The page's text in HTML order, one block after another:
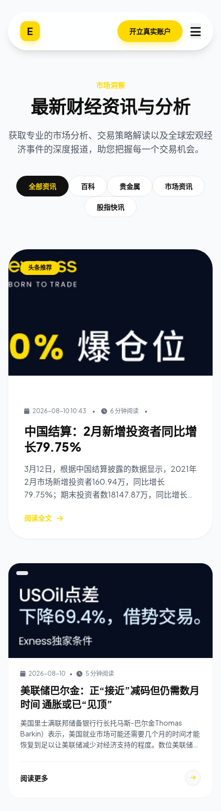
E 开立真实账户
市场洞察
最新财经资讯与分析
获取专业的市场分析、交易策略解读以及全球宏观经
济事件的深度报道，助您把握每一个交易机会。
全部资讯 百科 贵金属 市场资讯
股指快讯
头条推荐
2026-08-10 10:43 • 6 分钟阅读 •
中国结算：2月新增投资者同比增
长79.75%
3月12日，根据中国结算披露的数据显示，2021年
2月市场新增投资者160.94万，同比增长
79.75%；期末投资者数18147.87万，同比增长
阅读全文
2026-08-10 • 5 分钟阅读
美联储巴尔金：正“接近”减码但仍需数月
时间 通胀或已“见顶”
美国里士满联邦储备银行行长托马斯-巴尔金Thomas
Barkin）表示，美国就业市场可能还需要几个月的时间才能
恢复到足以让美联储减少对经济支持的程度。数位美联储官
阅读更多